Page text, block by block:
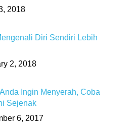
2018
Diri Sendiri Lebih
2, 2018
Ingin Menyerah, Coba
Sejenak
6, 2017